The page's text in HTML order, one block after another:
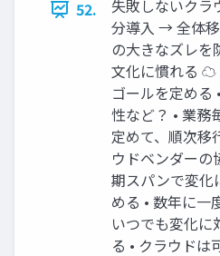
52.
失敗しないク
分導入 → 全体
の大きなズレを
文化に慣れる ☁
ゴールを定める
性など？ • 業務
定めて、順次移
ウドベンダー
期スパンで変化
める • 数年に
いつでも変化に
る • クラウドは